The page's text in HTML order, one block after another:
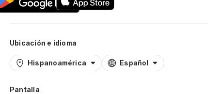
Ubicación e idioma
Hispanoamérica Español
Pantalla